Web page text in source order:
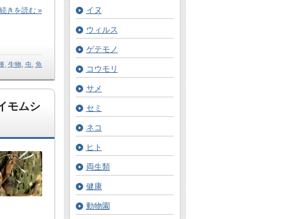
続きを読む »
, 生物, 虫 魚
モムシ
イヌ
ウィルス
ゲテモノ
コウモリ
サメ
セミ
ネコ
ヒト
両生類
健康
動物園